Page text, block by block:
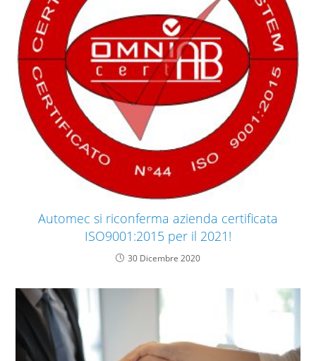
Automec si riconferma azienda certificata
ISO9001:2015 per il 2021!
30 Dicembre 2020